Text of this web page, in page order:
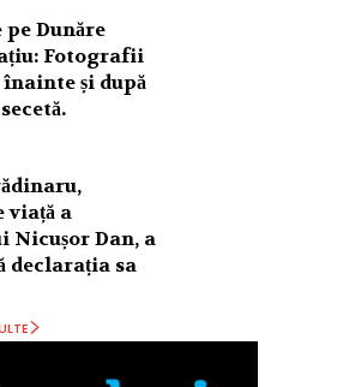
Dunăre
Fotografii
și după
viață a
Nicușor Dan, a
declarația sa